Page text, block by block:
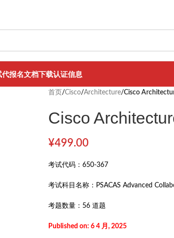
报名文档下载认证信息
首页 /Cisco/Architecture/Cisco
Cisco
¥499.00
考试代码： 650-367
考试科目名称： PSACAS Advanced
考题数量： 56 道题
Published on: 6 4 月, 2025